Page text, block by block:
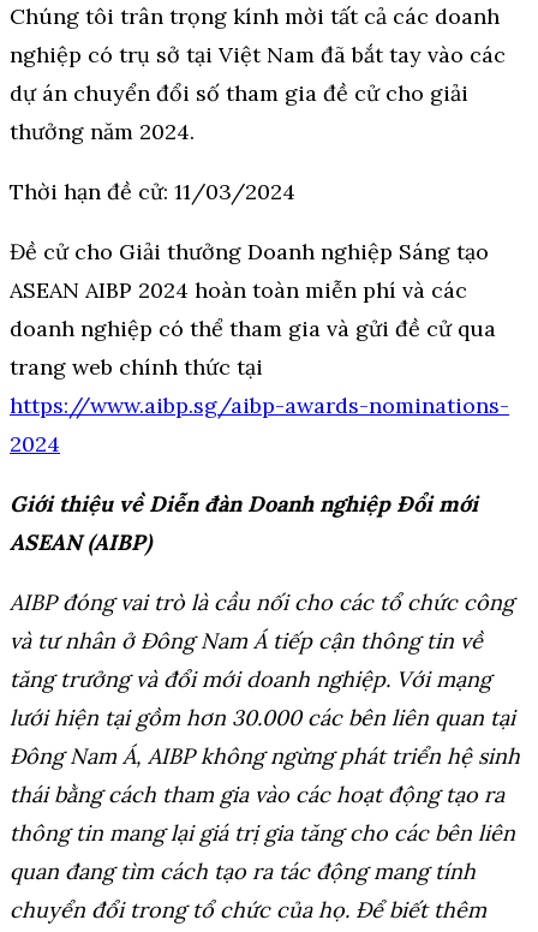
Chúng tôi trân trọng kính mời tất cả các doanh
nghiệp có trụ sở tại Việt Nam đã bắt tay vào các
dự án chuyển đổi số tham gia đề cử cho giải
thưởng năm 2024.
Thời hạn đề cử: 11/03/2024
Đề cử cho Giải thưởng Doanh nghiệp Sáng tạo
ASEAN AIBP 2024 hoàn toàn miễn phí và các
doanh nghiệp có thể tham gia và gửi đề cử qua
trang web chính thức tại
https://www.aibp.sg/aibp-awards-nominations-
2024
Giới thiệu về Diễn đàn Doanh nghiệp Đổi mới
ASEAN (AIBP)
AIBP đóng vai trò là cầu nối cho các tổ chức công
và tư nhân ở Đông Nam Á tiếp cận thông tin về
tăng trưởng và đổi mới doanh nghiệp. Với mạng
lưới hiện tại gồm hơn 30.000các bên liên quan tại
Đông Nam Á, AIBP không ngừng phát triển hệ sinh
thái bằng cách tham gia vào các hoạt động tạo ra
thông tin mang lại giá trị gia tăng cho các bên liên
quan đang tìm cách tạo ra tác động mang tính
chuyển đổi trong tổ chức của họ. Để biết thêm